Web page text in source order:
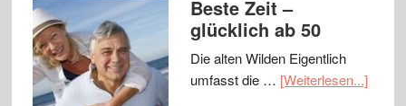
Beste Zeit –
glücklich ab 50
Die alten Wilden Eigentlich
umfasst die … [Weiterlesen...]